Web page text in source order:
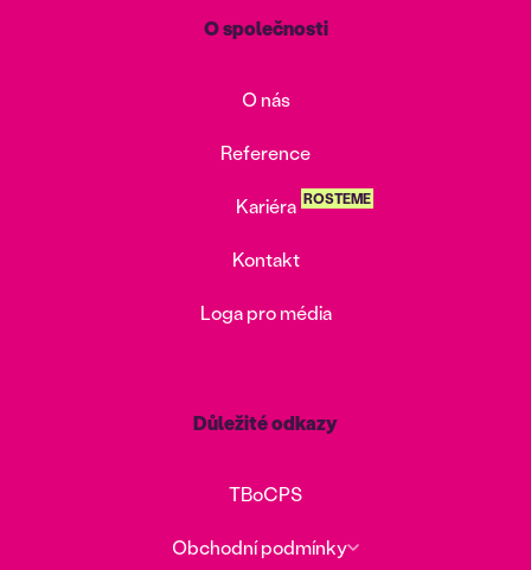
O společnosti
O nás
Reference
Kariéra ROSTEME
Kontakt
Loga pro média
Důležité odkazy
TBoCPS
Obchodní podmínky